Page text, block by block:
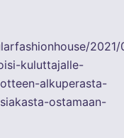
kuluttajalle-
alkuperasta-
ostamaan-